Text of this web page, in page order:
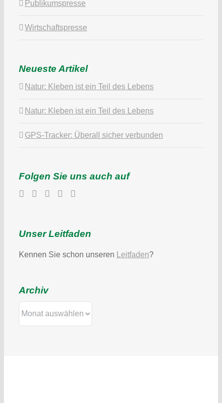
Publikumspresse
Wirtschaftspresse
Neueste Artikel
Natur: Kleben ist ein Teil des Lebens
Natur: Kleben ist ein Teil des Lebens
GPS-Tracker: Überall sicher verbunden
Folgen Sie uns auch auf
Unser Leitfaden
Kennen Sie schon unseren Leitfaden?
Archiv